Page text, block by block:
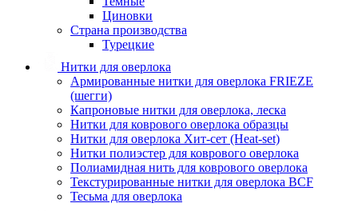
Циновки
Страна производства
Турецкие
Нитки для оверлока
Армированные нитки для оверлока FRIEZE
(шегги)
Капроновые нитки для оверлока, леска
Нитки для коврового оверлока образцы
Нитки для оверлока Хит-сет (Heat-set)
Нитки полиэстер для коврового оверлока
Полиамидная нить для коврового оверлока
Текстурированные нитки для оверлока BCF
Тесьма для оверлока